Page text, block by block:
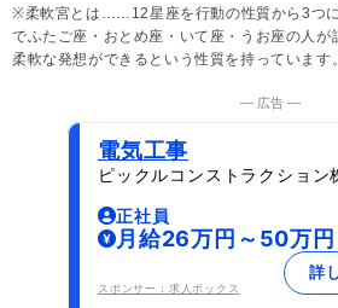
※柔軟宮とは……12星座を行動の性質から3つ
でふたご座・おとめ座・いて座・うお座の人が
柔軟な発想ができるという性質を持っています。
― 広告 ―
電気工事
ピックルコンストラクション
正社員
月給26万円～50万円
スポンサー：求人ボックス
詳